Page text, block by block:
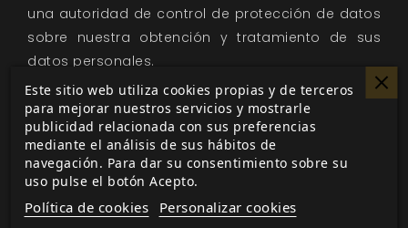
una autoridad de control de protección de datos
sobre nuestra obtención y tratamiento de sus
datos personales.
Respondemos a todas las solicitudes que
recibimos de personas que desean ejercer sus
derechos de protección de datos de acuerdo
con las leyes de protección de datos aplicables.
En caso de divergencias con la empresa en
relación con el tratamiento de sus datos, puede
Este sitio web utiliza cookies propias y de terceros
para mejorar nuestros servicios y mostrarle
publicidad relacionada con sus preferencias
mediante el análisis de sus hábitos de
navegación. Para dar su consentimiento sobre su
uso pulse el botón Acepto.
Política de cookies Personalizar cookies